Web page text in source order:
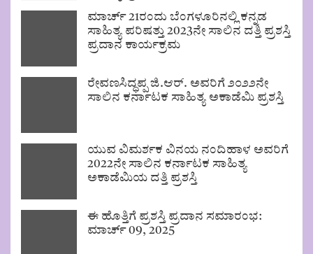
ಮಾರ್ಚ್ 21ರಂದು ಬೆಂಗಳೂರಿನಲ್ಲಿ ಕನ್ನಡ
ಸಾಹಿತ್ಯ ಪರಿಷತ್ತು 2023ನೇ ಸಾಲಿನ ದತ್ತಿ ಪ್ರಶಸ್ತಿ
ಪ್ರದಾನ ಕಾರ್ಯಕ್ರಮ
ರೇವಣಸಿದ್ಧಪ್ಪ ಜಿ.ಆರ್. ಅವರಿಗೆ ೨೦೨೨ನೇ
ಸಾಲಿನ ಕರ್ನಾಟಕ ಸಾಹಿತ್ಯ ಅಕಾಡೆಮಿ ಪ್ರಶಸ್ತಿ
ಯುವ ವಿಮರ್ಶಕ ವಿನಯ ನಂದಿಹಾಳ ಅವರಿಗೆ
2022ನೇ ಸಾಲಿನ ಕರ್ನಾಟಕ ಸಾಹಿತ್ಯ
ಅಕಾಡೆಮಿಯ ದತ್ತಿ ಪ್ರಶಸ್ತಿ
ಈ ಹೊತ್ತಿಗೆ ಪ್ರಶಸ್ತಿ ಪ್ರದಾನ ಸಮಾರಂಭ:
ಮಾರ್ಚ್ 09, 2025